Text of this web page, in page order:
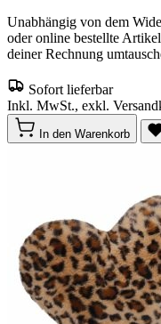
Unabhängig von dem
oder online bestellte
deiner Rechnung
Sofort lieferbar
Inkl. MwSt., exkl.
In den Warenkorb